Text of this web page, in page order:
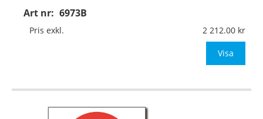
Art nr: 6973B
Material:Kantvikt aluminium, 2mm (stolpmontage)
Mått:420x594mm (eller annat mått upp till 0,25m²)
Pris exkl. 2 212.00
Visa